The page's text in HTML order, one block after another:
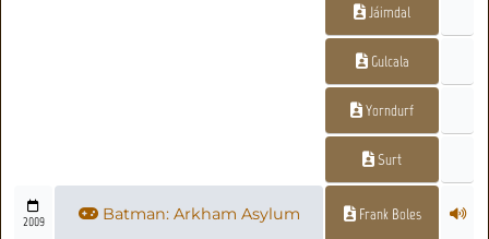
Jáimdal
Gulcala
Yorndurf
Surt
2009 Batman: Arkham Asylum Frank Boles